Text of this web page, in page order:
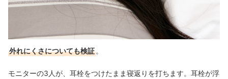
外れにくさについても検証 。
モニターの3人が、耳栓をつけたまま寝返りを打ちます。耳栓が浮